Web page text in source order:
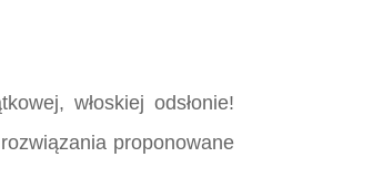
włoskiej odsłonie!
proponowane